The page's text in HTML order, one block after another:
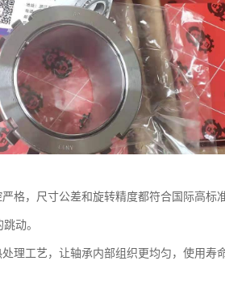
格，尺寸公差和旋转精度都符合国际高标
动。
理工艺，让轴承内部组织更均匀，使用寿